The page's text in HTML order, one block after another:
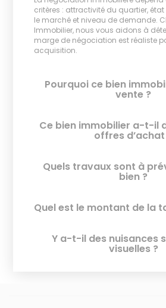
critères : attractivité du quartier,
le marché et niveau de demande.
Immobilier, nous vous aidons à
marge de négociation est réaliste
acquisition.
Pourquoi ce bien
vente ?
Ce bien immobilier a-t-il
offres d’achat
Quels travaux sont à
bien ?
Quel est le montant de la
Y a-t-il des nuisances
visuelles ?